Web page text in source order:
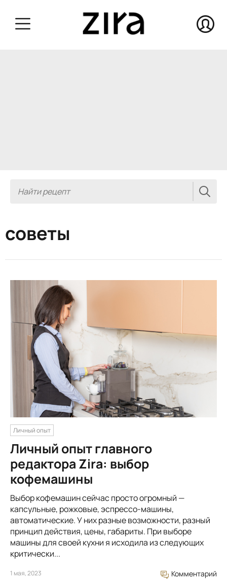
советы
Личный опыт
Личный опыт главного
редактора Zira: выбор
кофемашины
Выбор кофемашин сейчас просто огромный —
капсульные, рожковые, эспрессо-машины,
автоматические. У них разные возможности, разный
принцип действия, цены, габариты. При выборе
машины для своей кухни я исходила из следующих
критически...
1 мая, 2023 Комментарий